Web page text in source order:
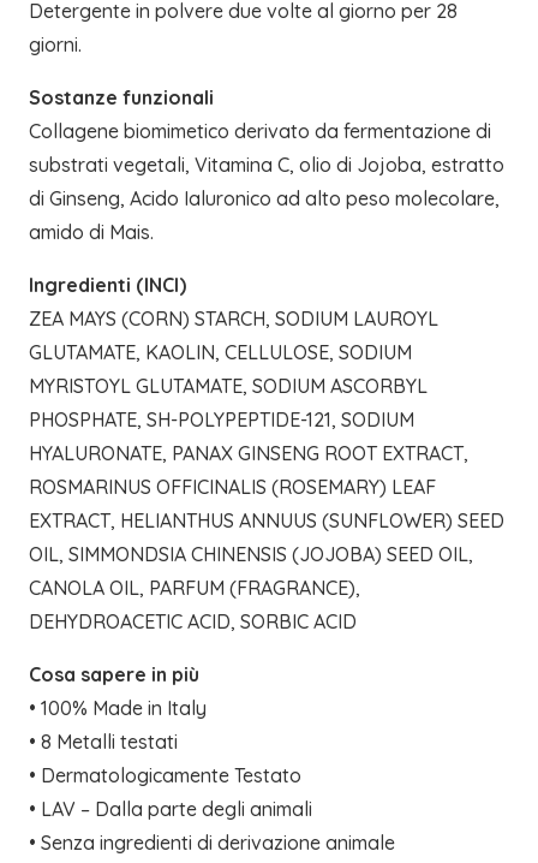
Detergente in polvere due volte al giorno per 28
giorni.
Sostanze funzionali
Collagene biomimetico derivato da fermentazione di
substrati vegetali, Vitamina C, olio di Jojoba, estratto
di Ginseng, Acido Ialuronico ad alto peso molecolare,
amido di Mais.
Ingredienti (INCI)
ZEA MAYS (CORN) STARCH, SODIUM LAUROYL
GLUTAMATE, KAOLIN, CELLULOSE, SODIUM
MYRISTOYL GLUTAMATE, SODIUM ASCORBYL
PHOSPHATE, SH-POLYPEPTIDE-121, SODIUM
HYALURONATE, PANAX GINSENG ROOT EXTRACT,
ROSMARINUS OFFICINALIS (ROSEMARY) LEAF
EXTRACT, HELIANTHUS ANNUUS (SUNFLOWER) SEED
OIL, SIMMONDSIA CHINENSIS (JOJOBA) SEED OIL,
CANOLA OIL, PARFUM (FRAGRANCE),
DEHYDROACETIC ACID, SORBIC ACID
Cosa sapere in più
• 100% Made in Italy
• 8 Metalli testati
• Dermatologicamente Testato
• LAV – Dalla parte degli animali
• Senza ingredienti di derivazione animale